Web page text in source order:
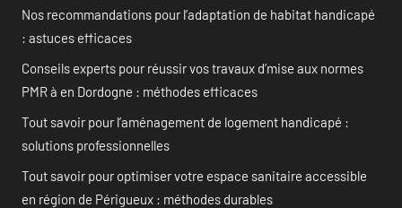
Nos recommandations pour l’adaptation de habitat handicapé
: astuces efficaces
Conseils experts pour réussir vos travaux d’mise aux normes
PMR à en Dordogne : méthodes efficaces
Tout savoir pour l’aménagement de logement handicapé :
solutions professionnelles
Tout savoir pour optimiser votre espace sanitaire accessible
en région de Périgueux : méthodes durables